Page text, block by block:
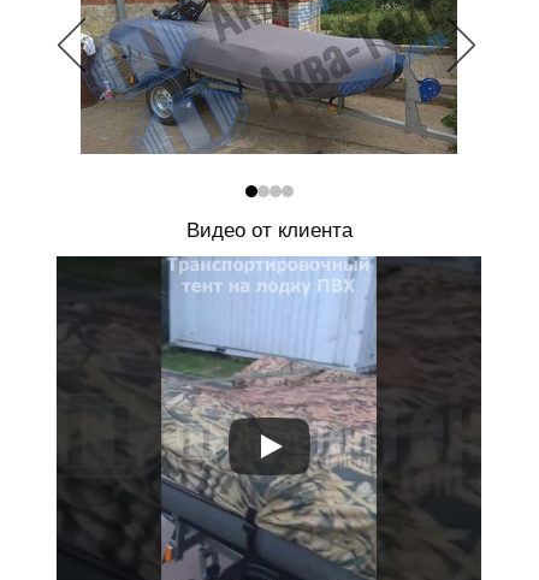
Видео от клиента